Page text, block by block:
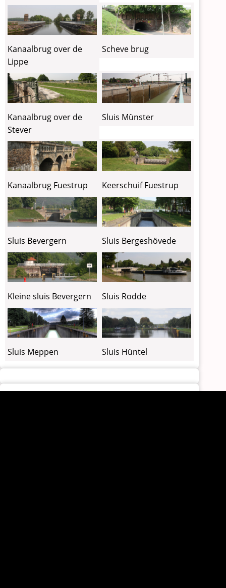
Kanaalbrug over de
Lippe
Scheve brug
Kanaalbrug over de
Stever
Sluis Münster
Kanaalbrug Fuestrup Keerschuif Fuestrup
Sluis Bevergern Sluis Bergeshövede
Kleine sluis Bevergern Sluis Rodde
Sluis Meppen Sluis Hüntel